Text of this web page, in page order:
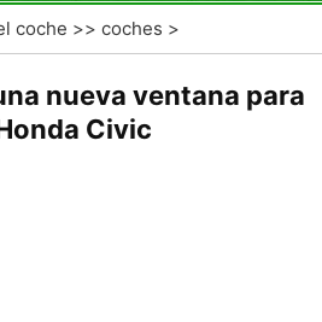
coche >>coches >
nueva ventana para
Civic